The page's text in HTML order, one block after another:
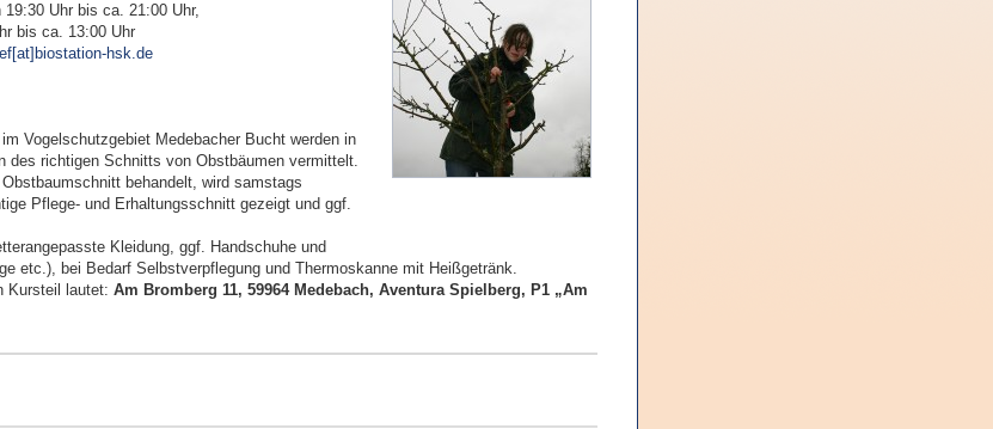
Uhr bis ca. 21:00 Uhr,
bis ca. 13:00 Uhr
hsk.de
Vogelschutzgebiet Medebacher Bucht werden in
des richtigen Schnitts von Obstbäumen vermittelt.
behandelt, wird samstags
Pflege- und Erhaltungsschnitt gezeigt und ggf.
Kleidung, ggf. Handschuhe und
etc.), bei Bedarf Selbstverpflegung und Thermoskanne mit Heißgetränk.
Kursteil lautet: Am Bromberg 11, 59964 Medebach, Aventura Spielberg, P1 „Am